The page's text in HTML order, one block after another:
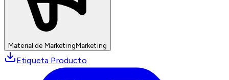
Material de MarketingMarketing
Etiqueta Producto